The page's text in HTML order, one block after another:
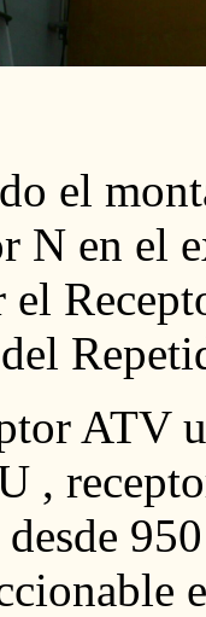
el
N en el
el
ATV
,